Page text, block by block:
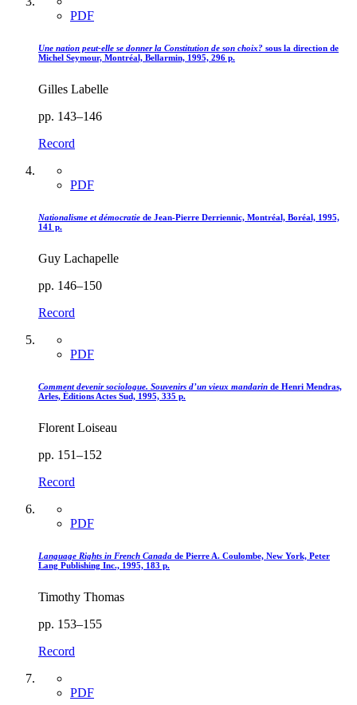
PDF
Une nation peut-elle se donner la Constitution de son choix? sous la direction de
Michel Seymour, Montréal, Bellarmin, 1995, 296 p.
Gilles Labelle
pp. 143–146
Record
PDF
Nationalisme et démocratie de Jean-Pierre Derriennic, Montréal, Boréal, 1995,
141 p.
Guy Lachapelle
pp. 146–150
Record
PDF
Comment devenir sociologue. Souvenirs d’un vieux mandarin de Henri Mendras,
Arles, Éditions Actes Sud, 1995, 335 p.
Florent Loiseau
pp. 151–152
Record
PDF
Language Rights in French Canada de Pierre A. Coulombe, New York, Peter
Lang Publishing Inc., 1995, 183 p.
Timothy Thomas
pp. 153–155
Record
PDF